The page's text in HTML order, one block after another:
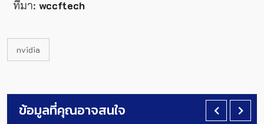
ที่มา: wccftech
nvidia
ข้อมูลที่คุณอาจสนใจ